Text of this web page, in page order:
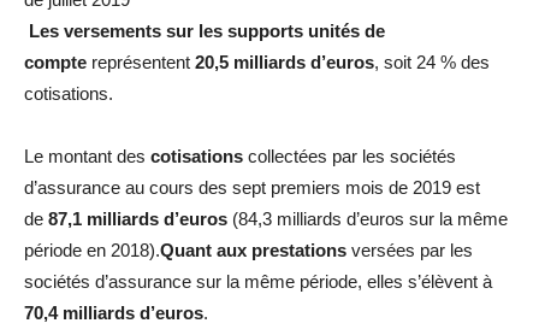
Les versements sur les supports unités de
compte représentent 20,5 milliards d’euros, soit 24 % des
cotisations.
Le montant des cotisations collectées par les sociétés
d’assurance au cours des sept premiers mois de 2019 est
de 87,1 milliards d’euros (84,3 milliards d’euros sur la même
période en 2018).Quant aux prestations versées par les
sociétés d’assurance sur la même période, elles s’élèvent à
70,4 milliards d’euros.